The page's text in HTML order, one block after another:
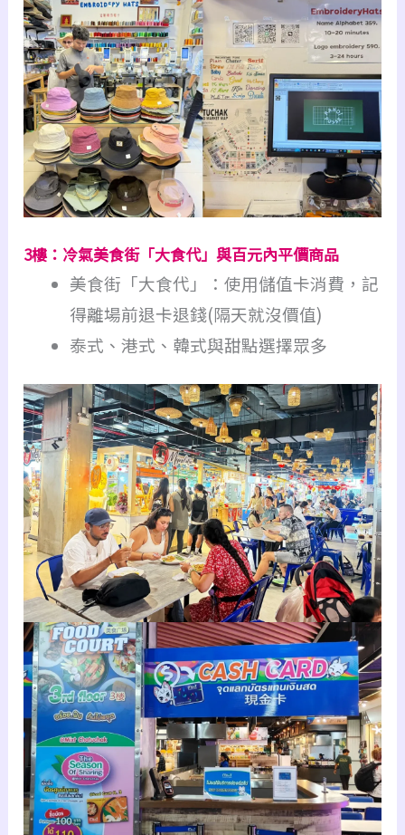
3樓：冷氣美食街「大食代」與百元內平價商品
美食街「大食代」：使用儲值卡消費，記
得離場前退卡退錢(隔天就沒價值)
泰式、港式、韓式與甜點選擇眾多